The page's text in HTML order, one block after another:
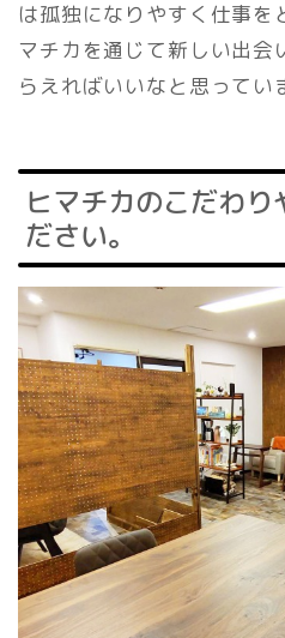
は孤独になりやすく仕事を
マチカを通じて新しい出会
らえればいいなと思ってい
ヒマチカのこだわり
ださい。